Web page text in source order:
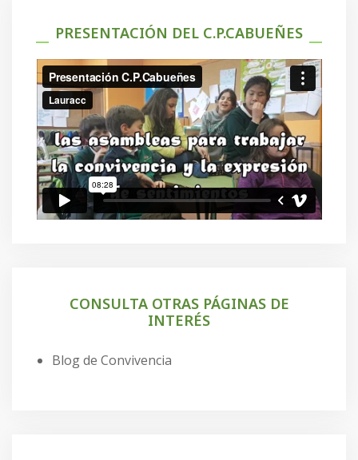
PRESENTACIÓN DEL C.P.CABUEÑES
CONSULTA OTRAS PÁGINAS DE
INTERÉS
Blog de Convivencia